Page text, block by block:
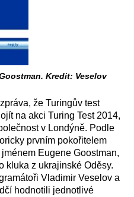
Kredit: Veselov
že Turingův test
na akci Turing Test 2014,
v Londýně. Podle
prvním pokořitelem
Eugene Goostman,
kluka z ukrajinské Oděsy.
Vladimir Veselov a
hodnotili jednotlivé